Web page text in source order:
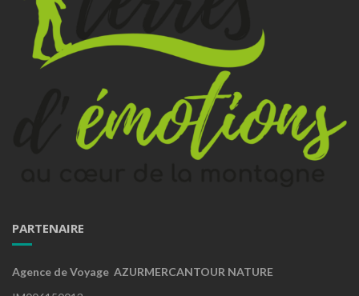
PARTENAIRE
Agence de Voyage AZURMERCANTOUR NATURE